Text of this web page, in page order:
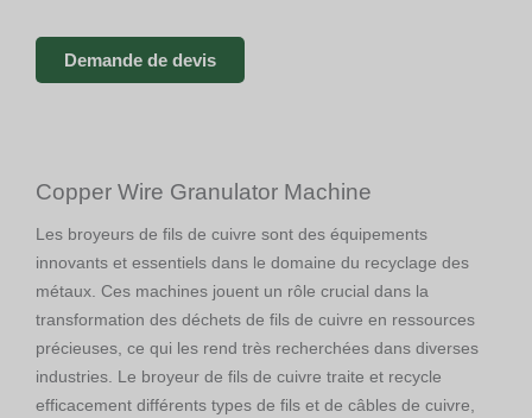
Demande de devis
Copper Wire Granulator Machine
Les broyeurs de fils de cuivre sont des équipements
innovants et essentiels dans le domaine du recyclage des
métaux. Ces machines jouent un rôle crucial dans la
transformation des déchets de fils de cuivre en ressources
précieuses, ce qui les rend très recherchées dans diverses
industries. Le broyeur de fils de cuivre traite et recycle
efficacement différents types de fils et de câbles de cuivre,